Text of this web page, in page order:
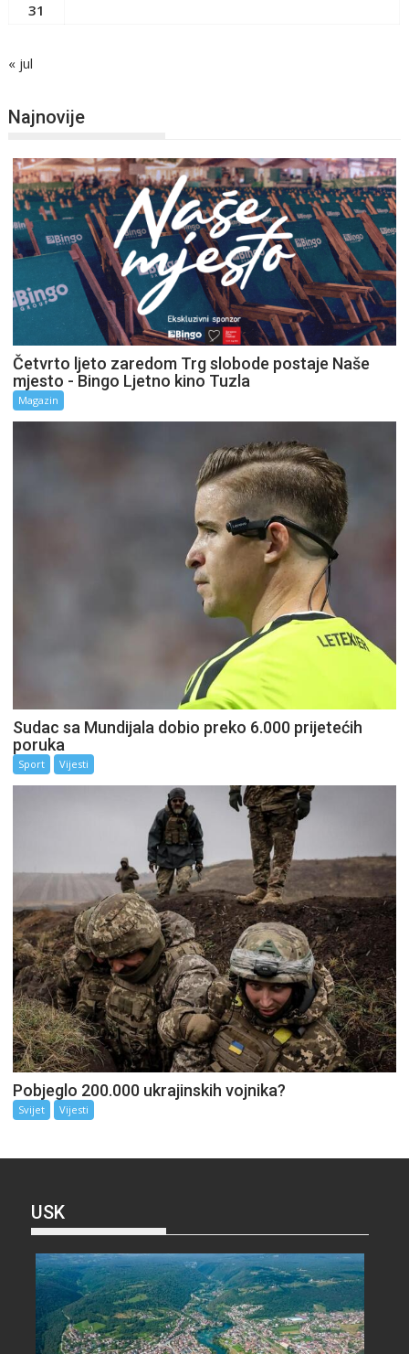
31
« jul
Najnovije
Četvrto ljeto zaredom Trg slobode postaje Naše
mjesto - Bingo Ljetno kino Tuzla
Magazin
Sudac sa Mundijala dobio preko 6.000 prijetećih
poruka
Sport Vijesti
Pobjeglo 200.000 ukrajinskih vojnika?
Svijet Vijesti
USK